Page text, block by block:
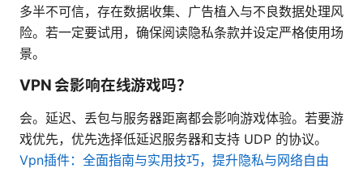
多半不可信，存在数据收集、广告植入与不良数据处理风
险。若一定要试用，确保阅读隐私条款并设定严格使用场
景。
VPN 会影响在线游戏吗？
会。延迟、丢包与服务器距离都会影响游戏体验。若要游
戏优先，优先选择低延迟服务器和支持 UDP 的协议。
Vpn插件：全面指南与实用技巧，提升隐私与网络自由